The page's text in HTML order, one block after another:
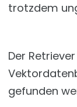
trotzdem
Der
gefunden